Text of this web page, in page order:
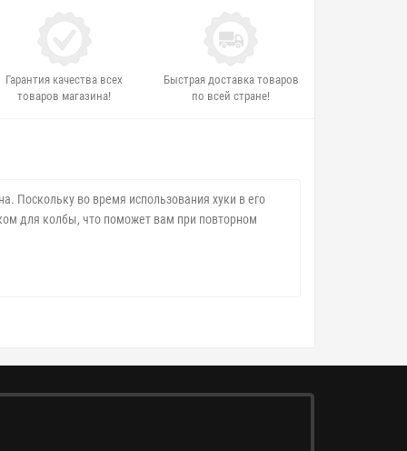
Гарантия качества всех
товаров магазина!
Быстрая доставка товаров
по всей стране!
Поскольку во время использования хуки в его
для колбы, что поможет вам при повторном